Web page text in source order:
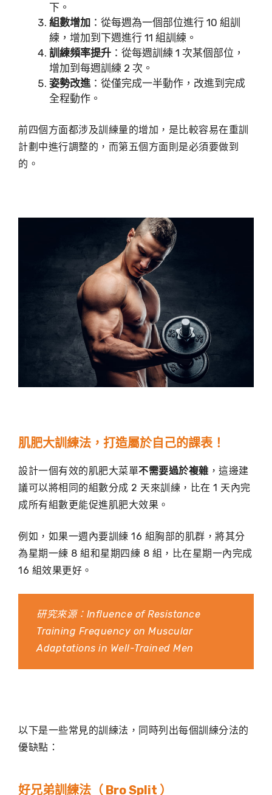
下。
組數增加 ：從每週為一個部位進行 10 組訓
練，增加到下週進行 11 組訓練。
訓練頻率提升 ：從每週訓練 1 次某個部位，
增加到每週訓練 2 次。
姿勢改進 ：從僅完成一半動作，改進到完成
全程動作。
前四個方面都涉及訓練量的增加，是比較容易在重訓
計劃中進行調整的，而第五個方面則是必須要做到
的。
肌肥大訓練法，打造屬於自己的課表！
設計一個有效的肌肥大菜單不需要過於複雜 ，這邊建
議可以將相同的組數分成 2 天來訓練，比在 1 天內完
成所有組數更能促進肌肥大效果。
例如，如果一週內要訓練 16 組胸部的肌群，將其分
為星期一練 8 組和星期四練 8 組，比在星期一內完成
16 組效果更好。
研究來源： Influence of Resistance
Training Frequency on Muscular
Adaptations in Well-Trained Men
以下是一些常見的訓練法，同時列出每個訓練分法的
優缺點：
好兄弟訓練法（ Bro Split ）